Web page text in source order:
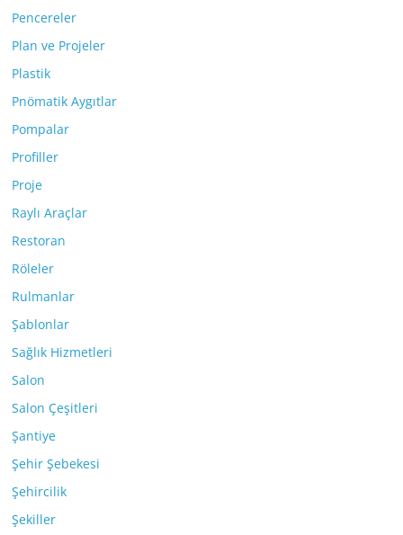
Pencereler
Plan ve Projeler
Plastik
Pnömatik Aygıtlar
Pompalar
Profiller
Proje
Raylı Araçlar
Restoran
Röleler
Rulmanlar
Şablonlar
Sağlık Hizmetleri
Salon
Salon Çeşitleri
Şantiye
Şehir Şebekesi
Şehircilik
Şekiller